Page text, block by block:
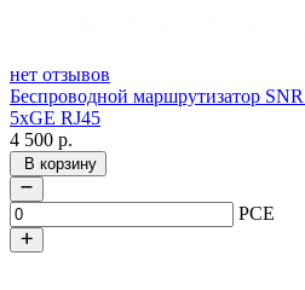
нет отзывов
Беспроводной маршрутизатор
5xGE RJ45
4 500 р.
В корзину
PCE